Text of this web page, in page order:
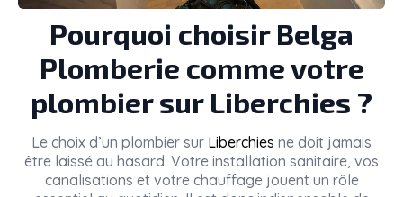
Pourquoi choisir Belga
Plomberie comme votre
plombier sur Liberchies ?
Le choix d’un plombier sur Liberchies ne doit jamais
être laissé au hasard. Votre installation sanitaire, vos
canalisations et votre chauffage jouent un rôle